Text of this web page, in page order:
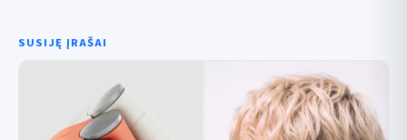
SUSIJĘ ĮRAŠAI